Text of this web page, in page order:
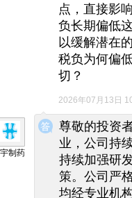
点，直接影
负长期偏低
以缓解潜在
税负为何偏
切？
2026年07月13日
◆
◆
制药
尊敬的投资
业，公司持
持续加强研
策。公司严
均经专业机